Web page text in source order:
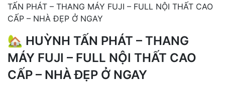
TẤN PHÁT – THANG MÁY FUJI – FULL NỘI THẤT CAO
CẤP – NHÀ ĐẸP Ở NGAY
🏡 HUỲNH TẤN PHÁT – THANG
MÁY FUJI – FULL NỘI THẤT CAO
CẤP – NHÀ ĐẸP Ở NGAY